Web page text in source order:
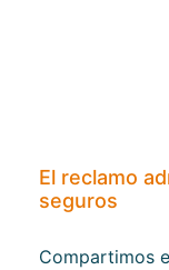
El reclamo
seguros
Compartimos